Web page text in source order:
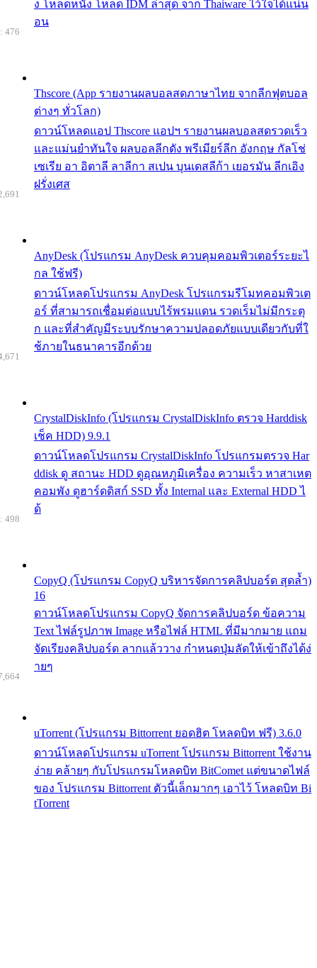
ง โหลดหนัง โหลด IDM ล่าสุด จาก Thaiware ไว้ใจได้แน่น
อน
Thscore (App รายงานผลบอลสดภาษาไทย จากลีกฟุตบอล
ต่างๆ ทั่วโลก)
ดาวน์โหลดแอป Thscore แอปฯ รายงานผลบอลสดรวดเร็ว
และแม่นยำทันใจ ผลบอลลีกดัง พรีเมียร์ลีก อังกฤษ กัลโช่
เซเรีย อา อิตาลี ลาลีกา สเปน บุนเดสลีก้า เยอรมัน ลีกเอิง
ฝรั่งเศส
476
AnyDesk (โปรแกรม AnyDesk ควบคุมคอมพิวเตอร์ระยะไ
กล ใช้ฟรี)
ดาวน์โหลดโปรแกรม AnyDesk โปรแกรมรีโมทคอมพิวเต
อร์ ที่สามารถเชื่อมต่อแบบไร้พรมแดน รวดเร็มไม่มีกระตุ
ก และที่สำคัญมีระบบรักษาความปลอดภัยแบบเดียวกับที่ใ
ช้ภายในธนาคารอีกด้วย
CrystalDiskInfo (โปรแกรม CrystalDiskInfo ตรวจ Harddisk
เช็ค HDD) 9.9.1
ดาวน์โหลดโปรแกรม CrystalDiskInfo โปรแกรมตรวจ Har
ddisk ดู สถานะ HDD ดูอุณหภูมิเครื่อง ความเร็ว หาสาเหต
คอมพัง ดูฮาร์ดดิสก์ SSD ทั้ง Internal และ External HDD ไ
ด้
CopyQ (โปรแกรม CopyQ บริหารจัดการคลิปบอร์ด สุดล้ำ)
16
ดาวน์โหลดโปรแกรม CopyQ จัดการคลิปบอร์ด ข้อความ
Text ไฟล์รูปภาพ Image หรือไฟล์ HTML ที่มีมากมาย แถม
จัดเรียงคลิปบอร์ด ลากแล้ววาง กำหนดปุ่มลัดให้เข้าถึงได้ง่
ายๆ
498
uTorrent (โปรแกรม Bittorrent ยอดฮิต โหลดบิท ฟรี) 3.6.0
ดาวน์โหลดโปรแกรม uTorrent โปรแกรม Bittorrent ใช้งาน
ง่าย คล้ายๆ กับโปรแกรมโหลดบิท BitComet แต่ขนาดไฟล์
ของ โปรแกรม Bittorrent ตัวนี้เล็กมากๆ เอาไว้ โหลดบิท Bi
tTorrent